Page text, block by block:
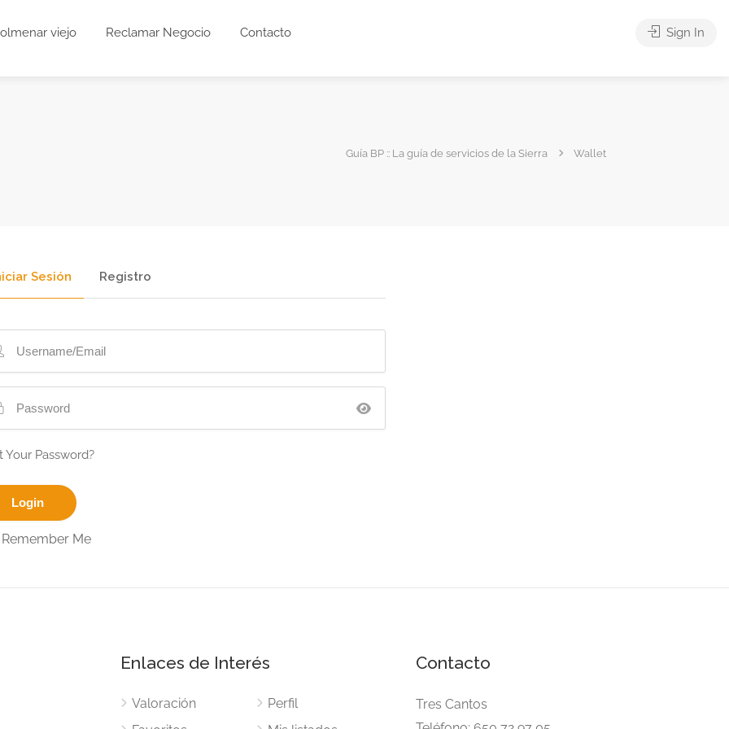
viejo Reclamar Negocio Contacto Sign In
Guía BP :: La guía de servicios de la Sierra Wallet
Sesión Registro
Your Password?
Remember Me
Enlaces de Interés
Valoración
Perfil
Contacto
Tres Cantos